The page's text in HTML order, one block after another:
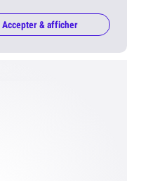
Accepter & afficher